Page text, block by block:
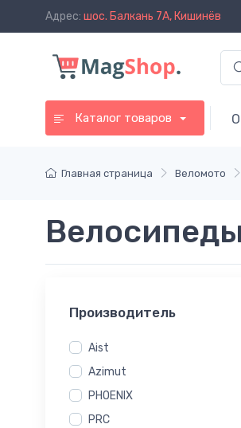
Адрес: шос. Балкань 7A, Кишинёв
Каталог товаров
Главная страница Веломото
Производитель
Aist
Azimut
PHOENIX
PRC